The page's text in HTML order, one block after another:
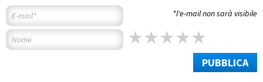
*l'e-mail non sarà visibile
PUBBLICA